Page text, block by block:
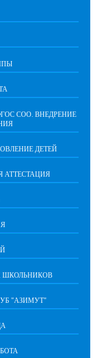
СОО. ВНЕДРЕНИЕ
ДЕТЕЙ
АТТЕСТАЦИЯ
ШКОЛЬНИКОВ
"АЗИМУТ"